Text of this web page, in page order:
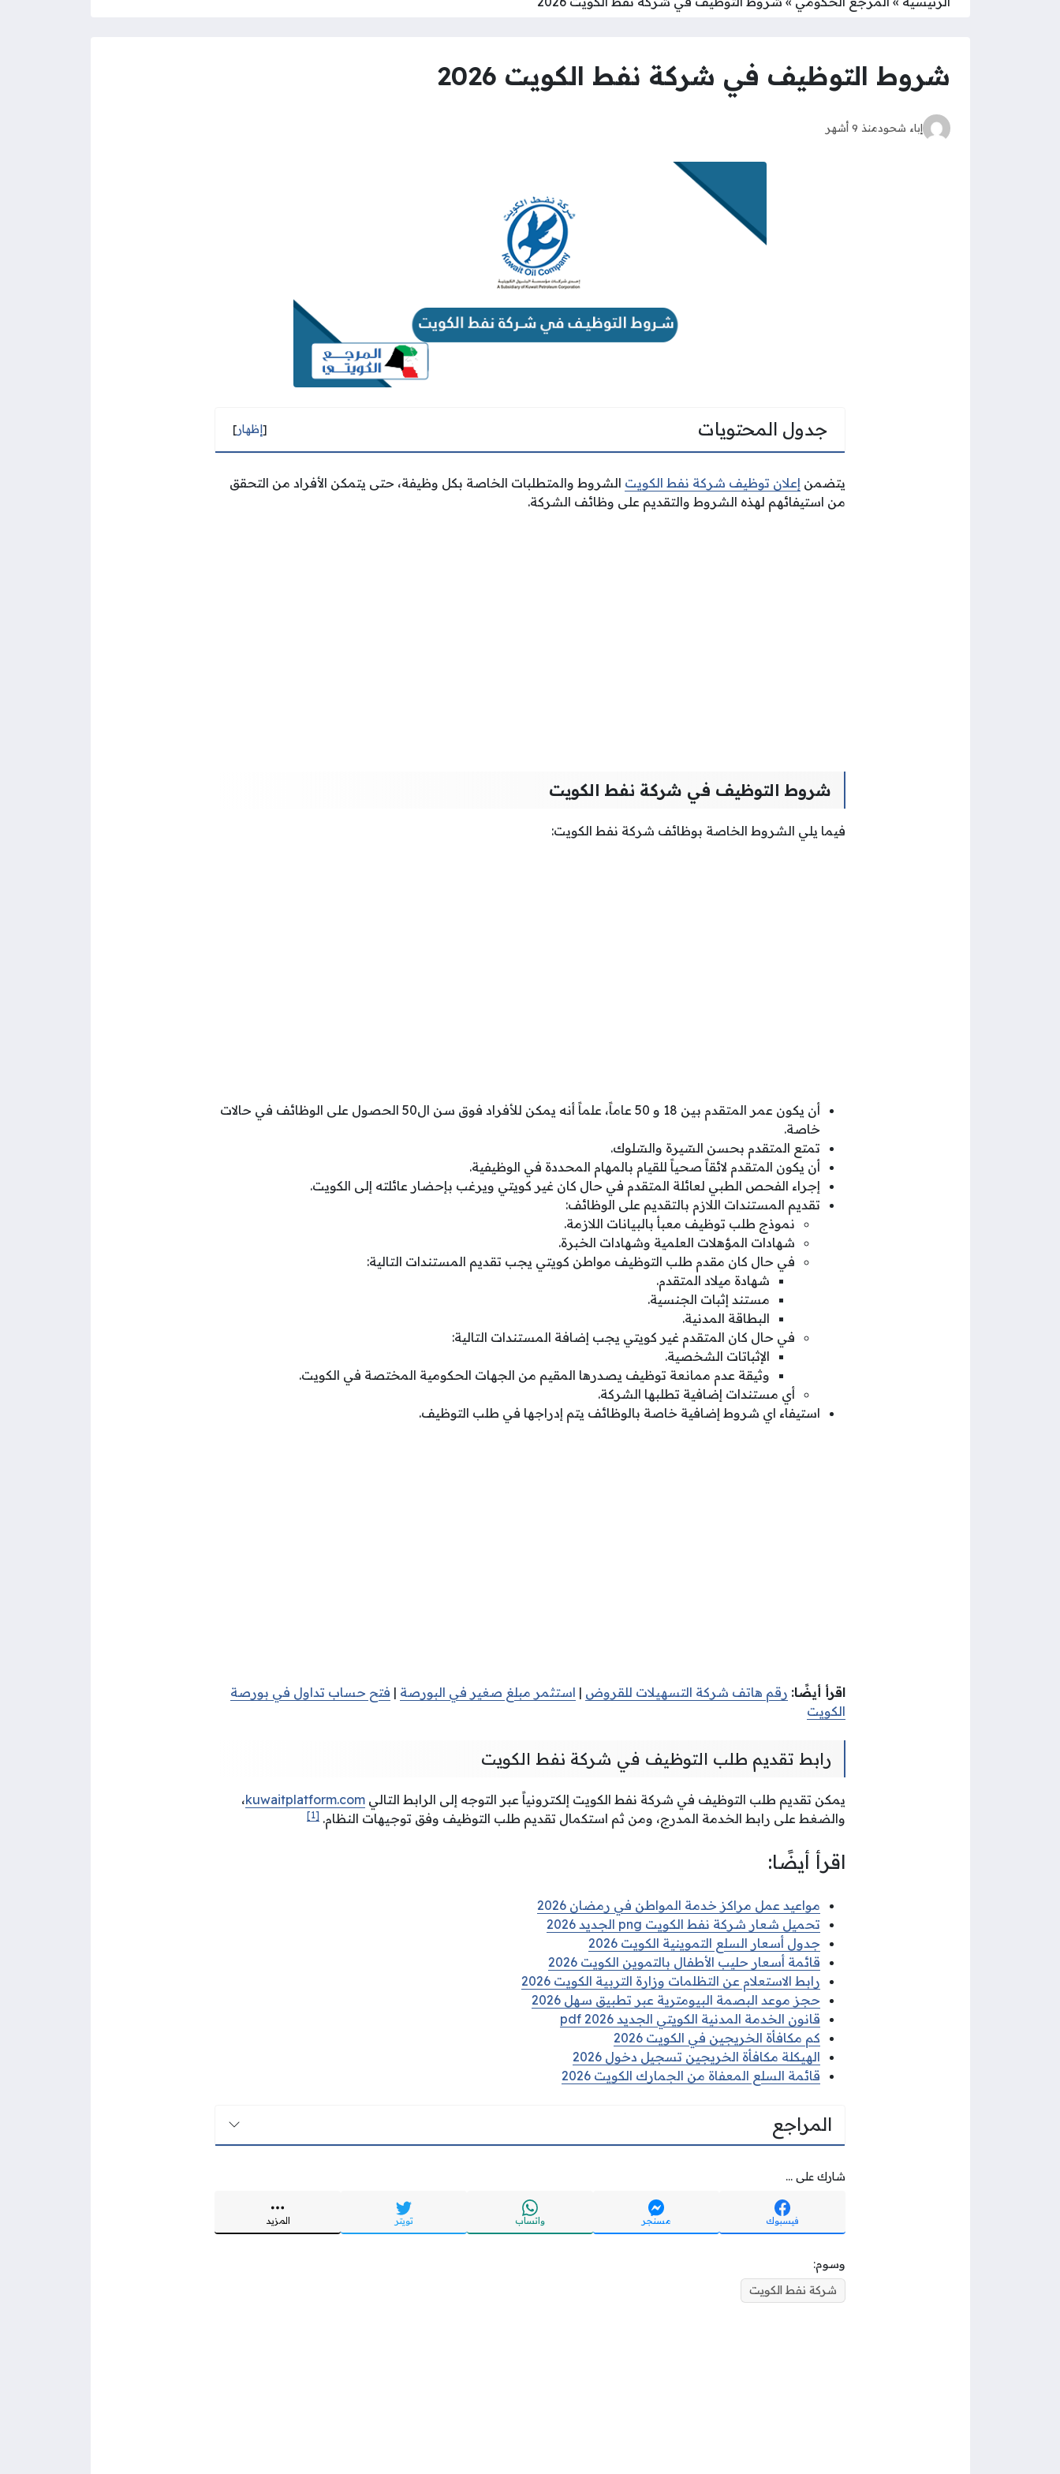
شروط التوظيف في شركة نفط الكويت 2026
إباء شحودمنذ 9 أشهر
جدول المحتويات [إظهار]
يتضمن إعلان توظيف شركة نفط الكويت الشروط والمتطلبات الخاصة بكل وظيفة، حتى يتمكن الأفراد من التحقق
من استيفائهم لهذه الشروط والتقديم على وظائف الشركة.
شروط التوظيف في شركة نفط الكويت
فيما يلي الشروط الخاصة بوظائف شركة نفط الكويت:
أن يكون عمر المتقدم بين 18 و 50 عاماً، علماً أنه يمكن للأفراد فوق سن ال50 الحصول على الوظائف في حالات
خاصة.
تمتع المتقدم بحسن السّيرة والسّلوك.
أن يكون المتقدم لائقاً صحياً للقيام بالمهام المحددة في الوظيفية.
إجراء الفحص الطبي لعائلة المتقدم في حال كان غير كويتي ويرغب بإحضار عائلته إلى الكويت.
تقديم المستندات اللازم بالتقديم على الوظائف:
نموذج طلب توظيف معبأ بالبيانات اللازمة.
شهادات المؤهلات العلمية وشهادات الخبرة.
في حال كان مقدم طلب التوظيف مواطن كويتي يجب تقديم المستندات التالية:
شهادة ميلاد المتقدم.
مستند إثبات الجنسية.
البطاقة المدنية.
في حال كان المتقدم غير كويتي يجب إضافة المستندات التالية:
الإثباتات الشخصية.
وثيقة عدم ممانعة توظيف يصدرها المقيم من الجهات الحكومية المختصة في الكويت.
أي مستندات إضافية تطلبها الشركة.
استيفاء اي شروط إضافية خاصة بالوظائف يتم إدراجها في طلب التوظيف.
اقرأ أيضًا: رقم هاتف شركة التسهيلات للقروض | استثمر مبلغ صغير في البورصة | فتح حساب تداول في بورصة
الكويت
رابط تقديم طلب التوظيف في شركة نفط الكويت
يمكن تقديم طلب التوظيف في شركة نفط الكويت إلكترونياً عبر التوجه إلى الرابط التالي kuwaitplatform.com،
والضغط على رابط الخدمة المدرج، ومن ثم استكمال تقديم طلب التوظيف وفق توجيهات النظام. [1]
اقرأ أيضًا:
مواعيد عمل مراكز خدمة المواطن في رمضان 2026
تحميل شعار شركة نفط الكويت png الجديد 2026
جدول أسعار السلع التموينية الكويت 2026
قائمة أسعار حليب الأطفال بالتموين الكويت 2026
رابط الاستعلام عن التظلمات وزارة التربية الكويت 2026
حجز موعد البصمة البيومترية عبر تطبيق سهل 2026
قانون الخدمة المدنية الكويتي الجديد pdf 2026
كم مكافأة الخريجين في الكويت 2026
الهيكلة مكافأة الخريجين تسجيل دخول 2026
قائمة السلع المعفاة من الجمارك الكويت 2026
المراجع
شارك على ...
فيسبوك مسنجر واتساب تويتر المزيد
وسوم:
شركة نفط الكويت